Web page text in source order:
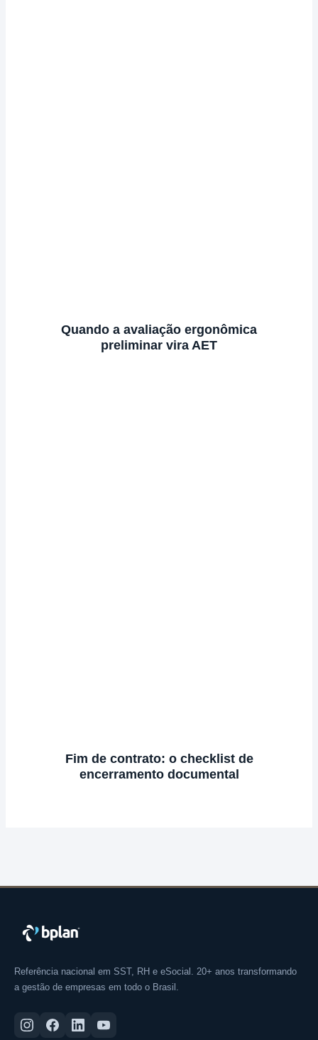
Quando a avaliação ergonômica
preliminar vira AET
Fim de contrato: o checklist de
encerramento documental
Referência nacional em SST, RH e eSocial. 20+ anos transformando
a gestão de empresas em todo o Brasil.